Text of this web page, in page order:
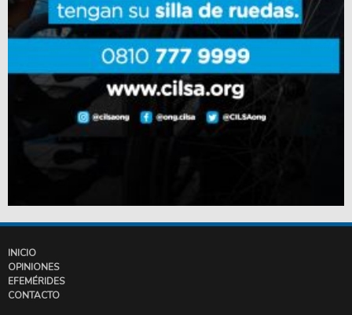
INICIO
OPINIONES
EFEMÉRIDES
CONTACTO